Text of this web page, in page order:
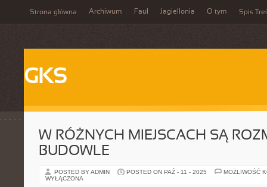
Strona główna Archiwum Faul Jagiellonia O tym Spis
GKS
W RÓŻNYCH MIEJSCACH SĄ
BUDOWLE
POSTED BY ADMIN POSTED ON PAŹ - 11 - 2025
MOŻLIWOŚĆ
WYŁĄCZONA